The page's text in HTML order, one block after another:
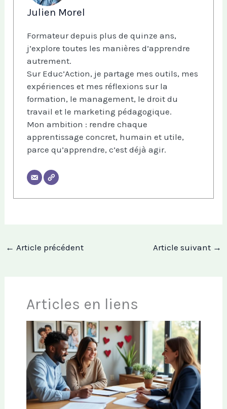
Julien Morel
Formateur depuis plus de quinze ans,
j’explore toutes les manières d’apprendre
autrement.
Sur Educ’Action, je partage mes outils, mes
expériences et mes réflexions sur la
formation, le management, le droit du
travail et le marketing pédagogique.
Mon ambition : rendre chaque
apprentissage concret, humain et utile,
parce qu’apprendre, c’est déjà agir.
← Article précédent Article suivant →
Articles en liens